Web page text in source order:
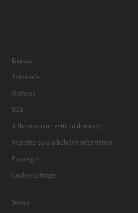
Empresa
Sobre nós
Notícias
B2B
A Neumann no estúdio doméstico
Registro para o boletim informativo
Empregos
Cookie Settings
Serviço